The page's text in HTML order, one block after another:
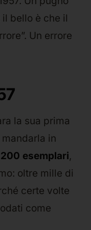
bello è che il
Un errore
la sua prima
in
esemplari,
oltre mille di
certe volte
come